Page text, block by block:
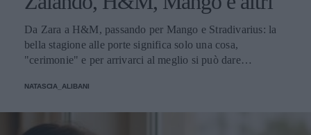
Da Zara a H&M, passando per Mango e Stradivarius: la
bella stagione alle porte significa solo una cosa,
"cerimonie" e per arrivarci al meglio si può dare
NATASCIA_ALIBANI